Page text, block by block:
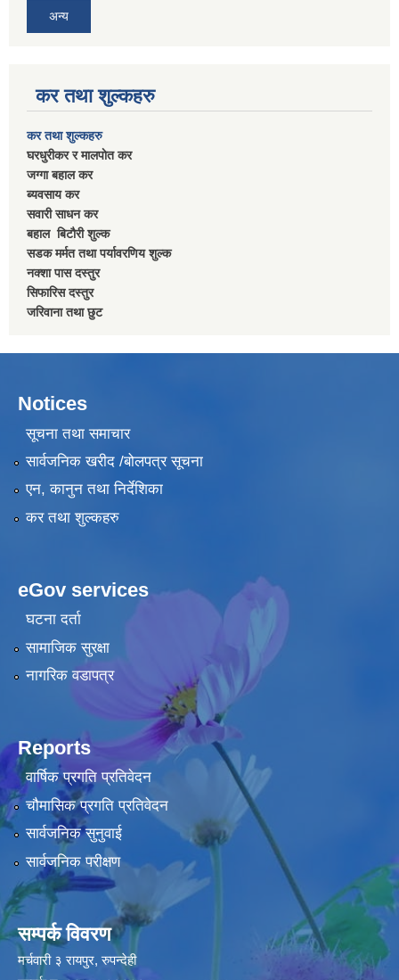
अन्य
कर तथा शुल्कहरु
कर तथा शुल्कहरु
घरधुरीकर र मालपाेत कर
जग्गा बहाल कर
ब्यवसाय कर
सवारी साधन कर
बहाल बिटाैरी शुल्क
सडक मर्मत तथा पर्यावरणिय शुल्क
नक्शा पास दस्तुर
सिफारिस दस्तुर
जरिवाना तथा छुट
Notices
सूचना तथा समाचार
सार्वजनिक खरीद /बोलपत्र सूचना
एन, कानुन तथा निर्देशिका
कर तथा शुल्कहरु
eGov services
घटना दर्ता
सामाजिक सुरक्षा
नागरिक वडापत्र
Reports
वार्षिक प्रगति प्रतिवेदन
चौमासिक प्रगति प्रतिवेदन
सार्वजनिक सुनुवाई
सार्वजनिक परीक्षण
सम्पर्क विवरण
मर्चवारी ३ रायपुर, रुपन्देही